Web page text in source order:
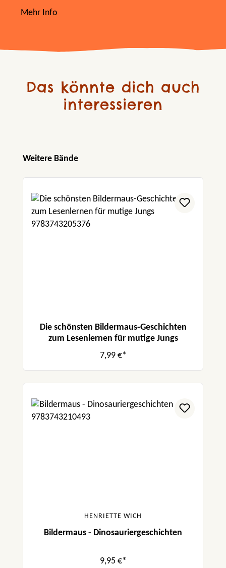
Mehr Info
Das könnte dich auch
interessieren
Produktgalerie überspringen
Weitere Bände
Die schönsten Bildermaus-Geschichten
zum Lesenlernen für mutige Jungs
7,99 €*
HENRIETTE WICH
Bildermaus - Dinosauriergeschichten
9,95 €*